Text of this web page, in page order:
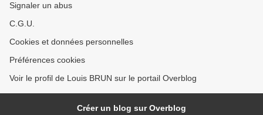
Signaler un abus
C.G.U.
Cookies et données personnelles
Préférences cookies
Voir le profil de Louis BRUN sur le portail Overblog
Créer un blog sur Overblog